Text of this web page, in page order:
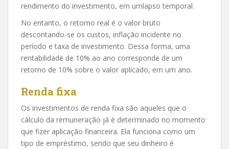
rendimento do investimento, em umlapso temporal.
No entanto, o retorno real é o valor bruto
descontando-se os custos, inflação incidente no
período e taxa de investimento. Dessa forma, uma
rentabilidade de 10% ao ano corresponde de um
retorno de 10% sobre o valor aplicado, em um ano.
Renda fixa
Os investimentos de renda fixa são aqueles que o
cálculo da remuneração já é determinado no momento
que fizer aplicação financeira. Ela funciona como um
tipo de empréstimo, sendo que seu dinheiro é